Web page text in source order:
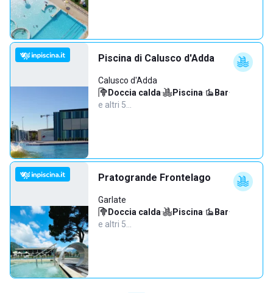
Piscina di Calusco d'Adda
Calusco d'Adda
Doccia calda· Piscina· Bar·
e altri 5…
Pratogrande Frontelago
Garlate
Doccia calda· Piscina· Bar·
e altri 5…